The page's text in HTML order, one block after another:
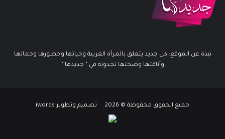
نبذة عن الموقع: كل جديد يتعلق بالمرأة العربية وحياتها وحضورها وجمالها
وأناقتها وصحتها تجدونه في " جديدها "
جميع الحقوق محفوظة © 2026 تصميم وتطوير iworqs